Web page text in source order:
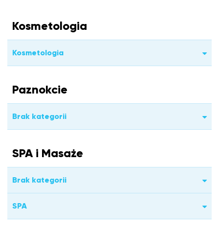
Kosmetologia
Kosmetologia
Paznokcie
Brak kategorii
SPA i Masaże
Brak kategorii
SPA